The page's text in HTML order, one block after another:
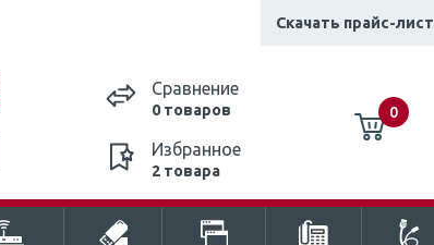
Скачать прайс-лист
Сравнение
0 товаров
Избранное
2 товара
0
0 ₸